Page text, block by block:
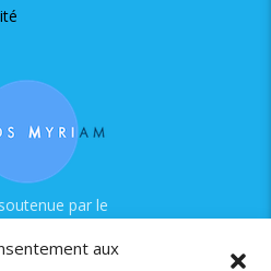
aux
par le